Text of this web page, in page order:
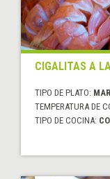
CIGALITAS A
TIPO DE PLATO:
TEMPERATURA DE
TIPO DE COCINA: